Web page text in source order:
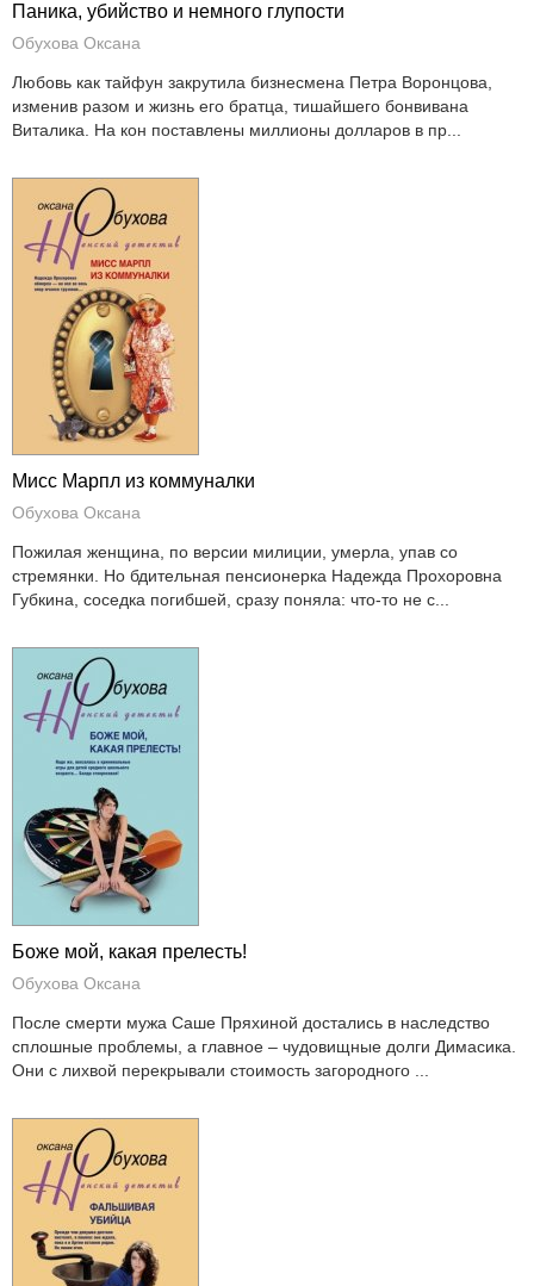
Паника, убийство и немного глупости
Обухова Оксана
Любовь как тайфун закрутила бизнесмена Петра Воронцова,
изменив разом и жизнь его братца, тишайшего бонвивана
Виталика. На кон поставлены миллионы долларов в пр...
Мисс Марпл из коммуналки
Обухова Оксана
Пожилая женщина, по версии милиции, умерла, упав со
стремянки. Но бдительная пенсионерка Надежда Прохоровна
Губкина, соседка погибшей, сразу поняла: что-то не с...
Боже мой, какая прелесть!
Обухова Оксана
После смерти мужа Саше Пряхиной достались в наследство
сплошные проблемы, а главное – чудовищные долги Димасика.
Они с лихвой перекрывали стоимость загородного ...